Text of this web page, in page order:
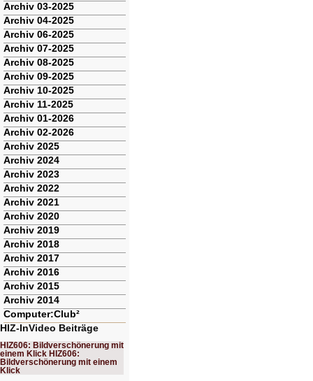
Archiv 03-2025
Archiv 04-2025
Archiv 06-2025
Archiv 07-2025
Archiv 08-2025
Archiv 09-2025
Archiv 10-2025
Archiv 11-2025
Archiv 01-2026
Archiv 02-2026
Archiv 2025
Archiv 2024
Archiv 2023
Archiv 2022
Archiv 2021
Archiv 2020
Archiv 2019
Archiv 2018
Archiv 2017
Archiv 2016
Archiv 2015
Archiv 2014
Computer:Club²
HIZ-InVideo Beiträge
HIZ606: Bildverschönerung mit
einem Klick HIZ606:
Bildverschönerung mit einem
Klick